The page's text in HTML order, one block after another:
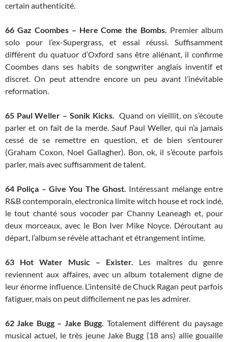
certain authenticité.
66 Gaz Coombes – Here Come the Bombs. Premier album
solo pour l’ex-Supergrass, et essai réussi. Suffisamment
différent du quatuor d’Oxford sans être aliénant, il confirme
Coombes dans ses habits de songwriter anglais inventif et
discret. On peut attendre encore un peu avant l’inévitable
reformation.
65 Paul Weller – Sonik Kicks.Quand on vieillit, on s’écoute
parler et on fait de la merde. Sauf Paul Weller, qui n’a jamais
cessé de se remettre en question, et de bien s’entourer
(Graham Coxon, Noel Gallagher). Bon, ok, il s’écoute parfois
parler, mais avec suffisamment de talent.
64 Poliça – Give You The Ghost. Intéressant mélange entre
R&B contemporain, electronica limite witch house et rock indé,
le tout chanté sous vocoder par Channy Leaneagh et, pour
deux morceaux, avec le Bon Iver Mike Noyce. Déroutant au
départ, l’album se révèle attachant et étrangement intime.
63 Hot Water Music – Exister. Les maîtres du genre
reviennent aux affaires, avec un album totalement digne de
leur énorme influence. L’intensité de Chuck Ragan peut parfois
fatiguer, mais on peut difficilement ne pas les admirer.
62Jake Bugg – Jake Bugg. Totalement différent du paysage
musical actuel, le très jeune Jake Bugg (18 ans) allie gouaille